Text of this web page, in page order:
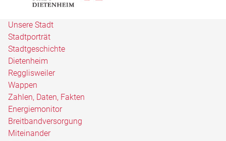
Unsere Stadt
Stadtporträt
Stadtgeschichte
Dietenheim
Regglisweiler
Wappen
Zahlen, Daten, Fakten
Energiemonitor
Breitbandversorgung
Miteinander